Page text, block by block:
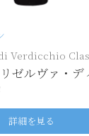
Verdicchio
ゼルヴァ・デ
詳細を見る